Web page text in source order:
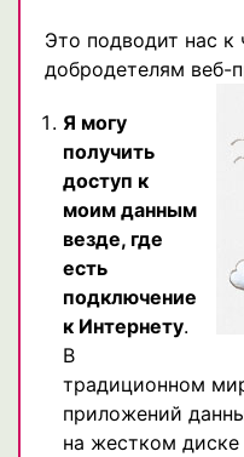
Это подводит нас
добродетелям веб-
Я могу
получить
доступ к
моим данным
везде, где
есть
подключение
к Интернету.
В
традиционном
приложений
на жестком